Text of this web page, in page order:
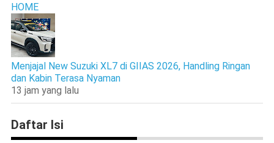
HOME
Menjajal New Suzuki XL7 di GIIAS 2026, Handling Ringan
dan Kabin Terasa Nyaman
13 jam yang lalu
Daftar Isi